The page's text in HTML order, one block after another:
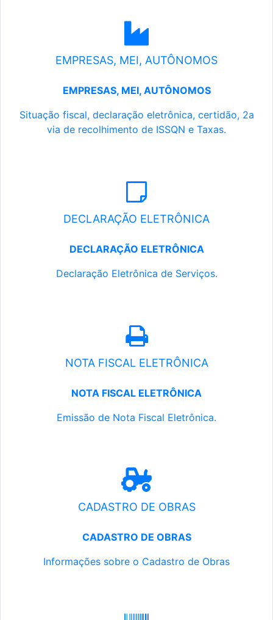
EMPRESAS, MEI, AUTÔNOMOS
EMPRESAS, MEI, AUTÔNOMOS
Situação fiscal, declaração eletrônica, certidão, 2a
via de recolhimento de ISSQN e Taxas.
DECLARAÇÃO ELETRÔNICA
DECLARAÇÃO ELETRÔNICA
Declaração Eletrônica de Serviços.
NOTA FISCAL ELETRÔNICA
NOTA FISCAL ELETRÔNICA
Emissão de Nota Fiscal Eletrônica.
CADASTRO DE OBRAS
CADASTRO DE OBRAS
Informações sobre o Cadastro de Obras